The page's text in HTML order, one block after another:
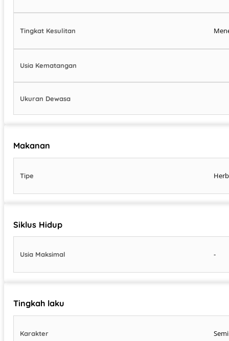
Tingkat Kesulitan
Usia Kematangan
Ukuran Dewasa
Makanan
Tipe
Siklus Hidup
Usia Maksimal -
Tingkah laku
Karakter